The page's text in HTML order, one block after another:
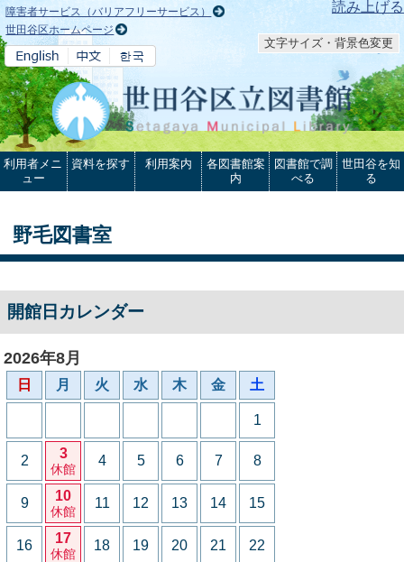
本文へ 読み上げる
障害者サービス（バリアフリーサービス）
世田谷区ホームページ
文字サイズ・背景色変更
利用者メニ
ュー
資料を探す 利用案内
各図書館案
内
図書館で調
べる
世田谷を知
る
野毛図書室
開館日カレンダー
2026年8月
日 月 火 水 木 金 土
1
2 3
休館
4 5 6 7 8
9 10
休館
11 12 13 14 15
16 17
休館
18 19 20 21 22